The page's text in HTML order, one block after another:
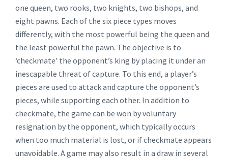
one queen, two rooks, two knights, two bishops, and
eight pawns. Each of the six piece types moves
differently, with the most powerful being the queen and
the least powerful the pawn. The objective is to
‘checkmate’ the opponent’s king by placing it under an
inescapable threat of capture. To this end, a player’s
pieces are used to attack and capture the opponent’s
pieces, while supporting each other. In addition to
checkmate, the game can be won by voluntary
resignation by the opponent, which typically occurs
when too much material is lost, or if checkmate appears
unavoidable. A game may also result in a draw in several